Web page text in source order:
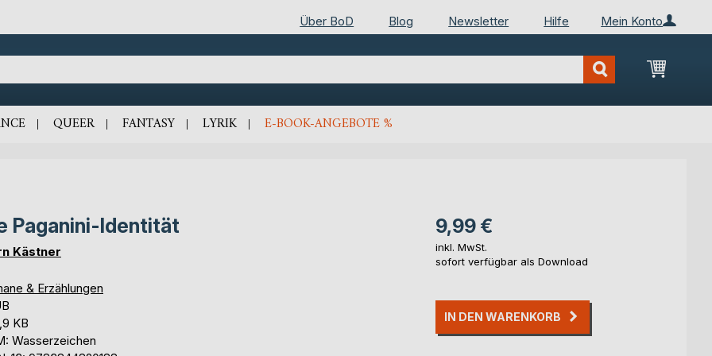
Mein Konto
Über BoD Blog Newsletter Hilfe
Mein
QUEER FANTASY LYRIK E-BOOK-ANGEBOTE %
Paganini-Identität
Kästner
& Erzählungen
KB
Wasserzeichen
9,99 €
inkl. MwSt.
sofort verfügbar als Download
IN DEN WARENKORB